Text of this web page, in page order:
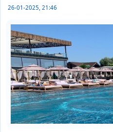
26-01-2025, 21:46